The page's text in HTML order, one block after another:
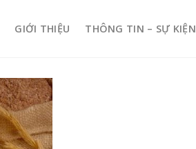
GIỚI THIỆU THÔNG TIN – SỰ KIỆN